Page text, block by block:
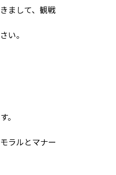
まして、観戦
い。
。
ラルとマナー